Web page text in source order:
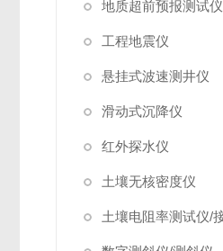
地质超前预报测试仪
工程地震仪
悬挂式波速测井仪
滑动式沉降仪
红外探水仪
土壤无核密度仪